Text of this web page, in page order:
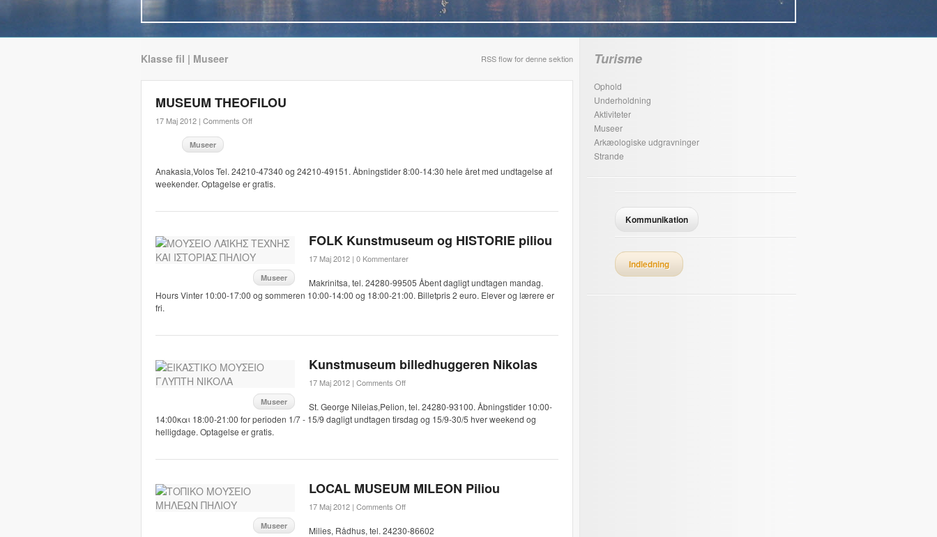
Klasse fil | Museer RSS flow for denne sektion
MUSEUM THEOFILOU
17 Maj 2012 | Comments Off
Museer
Anakasia,Volos Tel. 24210-47340 og 24210-49151. Åbningstider 8:00-14:30 hele året med undtagelse af
weekender. Optagelse er gratis.
Museer
FOLK Kunstmuseum og HISTORIE piliou
17 Maj 2012 | 0 Kommentarer
Makrinitsa, tel. 24280-99505 Åbent dagligt undtagen mandag.
Hours Vinter 10:00-17:00 og sommeren 10:00-14:00 og 18:00-21:00. Billetpris 2 euro. Elever og lærere er
fri.
Museer
Kunstmuseum billedhuggeren Nikolas
17 Maj 2012 | Comments Off
St. George Nileias,Pelion, tel. 24280-93100. Åbningstider 10:00-
14:00και 18:00-21:00 for perioden 1/7 - 15/9 dagligt undtagen tirsdag og 15/9-30/5 hver weekend og
helligdage. Optagelse er gratis.
Museer
LOCAL MUSEUM MILEON Piliou
17 Maj 2012 | Comments Off
Milies, Rådhus, tel. 24230-86602
Turisme
Ophold
Underholdning
Aktiviteter
Museer
Arkæologiske udgravninger
Strande
Kommunikation
Indledning